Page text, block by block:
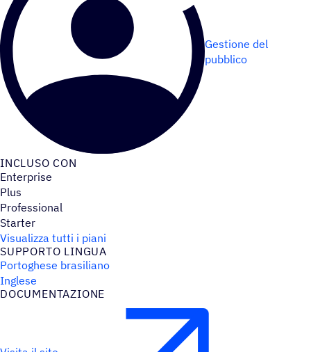
Gestione del
pubblico
INCLUSO CON
Enterprise
Plus
Professional
Starter
Visualizza tutti i piani
SUPPORTO LINGUA
Portoghese brasiliano
Inglese
DOCU­MEN­TA­ZIONE